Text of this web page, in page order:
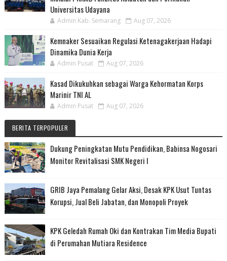
Universitas Udayana
Admin Kab. Semarang Aug 07, 2026
Kemnaker Sesuaikan Regulasi Ketenagakerjaan Hadapi
Dinamika Dunia Kerja
Admin Pusat Aug 07, 2026
Kasad Dikukuhkan sebagai Warga Kehormatan Korps
Marinir TNI AL
Admin Pusat Aug 07, 2026
BERITA TERPOPULER
Dukung Peningkatan Mutu Pendidikan, Babinsa Nogosari
Monitor Revitalisasi SMK Negeri I
GRIB Jaya Pemalang Gelar Aksi, Desak KPK Usut Tuntas
Korupsi, Jual Beli Jabatan, dan Monopoli Proyek
KPK Geledah Rumah Oki dan Kontrakan Tim Media Bupati
di Perumahan Mutiara Residence